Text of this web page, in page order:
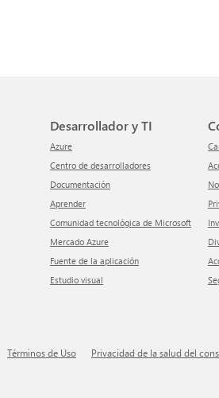
Desarrollador y TI
Azure
Centro de desarrolladores
Documentación
aprender
Comunidad tecnológica de Microsoft
Mercado Azure
Fuente de la aplicación
Estudio visual
Términos de Uso Privacidad de la salud del